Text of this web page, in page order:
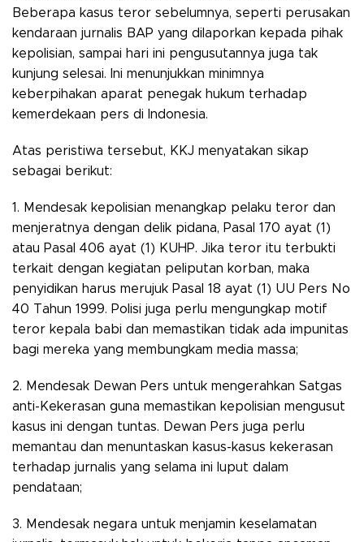
Beberapa kasus teror sebelumnya, seperti perusakan
kendaraan jurnalis BAP yang dilaporkan kepada pihak
kepolisian, sampai hari ini pengusutannya juga tak
kunjung selesai. Ini menunjukkan minimnya
keberpihakan aparat penegak hukum terhadap
kemerdekaan pers di Indonesia.
Atas peristiwa tersebut, KKJ menyatakan sikap
sebagai berikut:
1. Mendesak kepolisian menangkap pelaku teror dan
menjeratnya dengan delik pidana, Pasal 170 ayat (1)
atau Pasal 406 ayat (1) KUHP. Jika teror itu terbukti
terkait dengan kegiatan peliputan korban, maka
penyidikan harus merujuk Pasal 18 ayat (1) UU Pers No
40 Tahun 1999. Polisi juga perlu mengungkap motif
teror kepala babi dan memastikan tidak ada impunitas
bagi mereka yang membungkam media massa;
2. Mendesak Dewan Pers untuk mengerahkan Satgas
anti-Kekerasan guna memastikan kepolisian mengusut
kasus ini dengan tuntas. Dewan Pers juga perlu
memantau dan menuntaskan kasus-kasus kekerasan
terhadap jurnalis yang selama ini luput dalam
pendataan;
3. Mendesak negara untuk menjamin keselamatan